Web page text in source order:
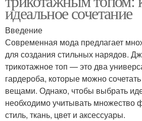
идеальное сочетание
Введение
Современная мода предлагает
для создания стильных нарядов.
трикотажное топ — это два
гардероба, которые можно
вещами. Однако, чтобы выбрать
необходимо учитывать множество
стиль, ткань, цвет и аксессуары.